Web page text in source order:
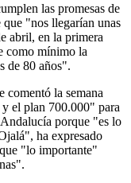
las promesas de
"nos llegarían unas
abril, en la primera
como mínimo la
de 80 años".
comentó la semana
el plan 700.000" para
Andalucía porque "es lo
ha expresado
"lo importante"